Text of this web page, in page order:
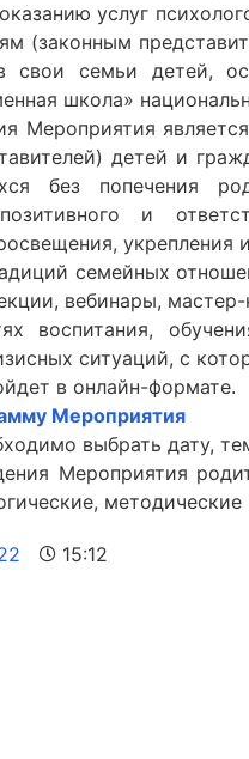
услуг
(законным
свои семьи детей,
школа»
Мероприятия
детей и
без попечения
и
укрепления
семейных
вебинары,
воспитания,
ситуаций, с
в онлайн-формате.
Мероприятия
выбрать дату,
Мероприятия
методические
15:12